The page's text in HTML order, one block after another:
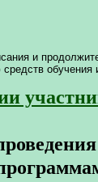
и